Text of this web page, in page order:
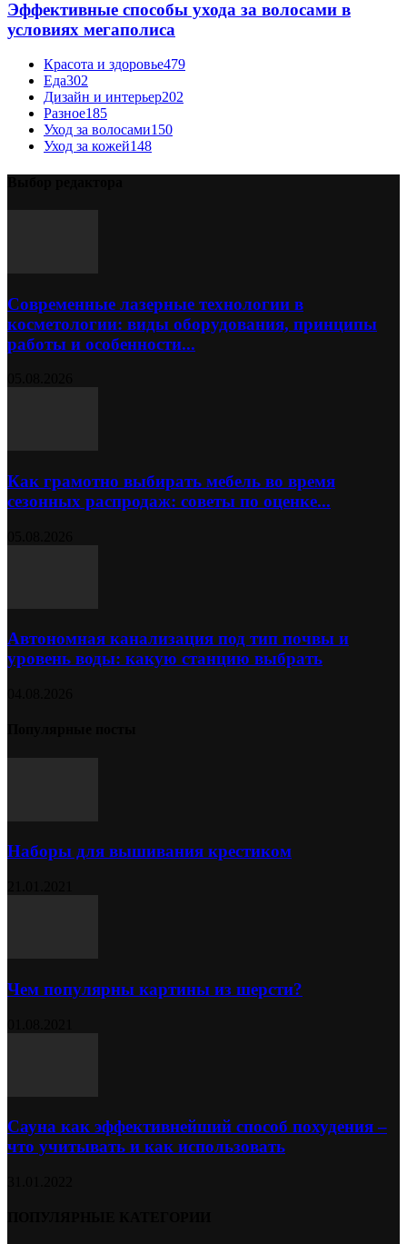
Эффективные способы ухода за волосами в
условиях мегаполиса
Красота и здоровье479
Еда302
Дизайн и интерьер202
Разное185
Уход за волосами150
Уход за кожей148
Современные лазерные технологии в
косметологии: виды оборудования, принципы
работы и особенности...
Как грамотно выбирать мебель во время
сезонных распродаж: советы по оценке...
Автономная канализация под тип почвы и
уровень воды: какую станцию выбрать
Наборы для вышивания крестиком
Чем популярны картины из шерсти?
Сауна как эффективнейший способ похудения –
что учитывать и как использовать